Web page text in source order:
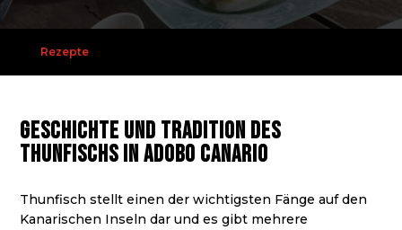
Rezepte
Geschichte und Tradition des
Thunfischs in Adobo Canario
Thunfisch stellt einen der wichtigsten Fänge auf den
Kanarischen Inseln dar und es gibt mehrere